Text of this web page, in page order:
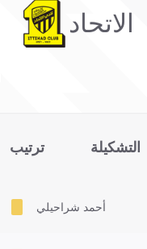
الاتحاد
التشكيلة ترتيب
أحمد شراحيلي